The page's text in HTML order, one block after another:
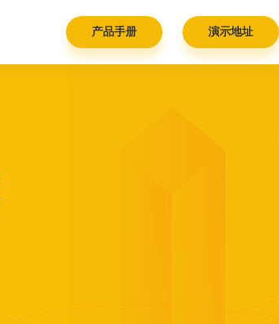
产品手册 演示地址